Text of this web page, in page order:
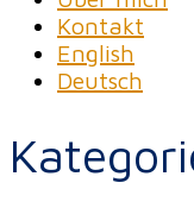
Kontakt
English
Deutsch